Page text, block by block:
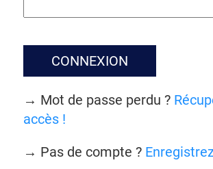
CONNEXION
→ Mot de passe perdu ?
accès !
→ Pas de compte ?